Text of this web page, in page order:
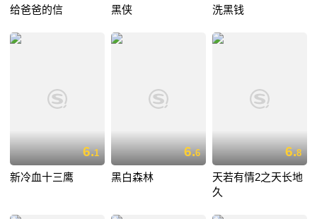
给爸爸的信 黑侠 洗黑钱
6.1
新冷血十三鹰
6.6
黑白森林
6.8
天若有情2之天长地
久